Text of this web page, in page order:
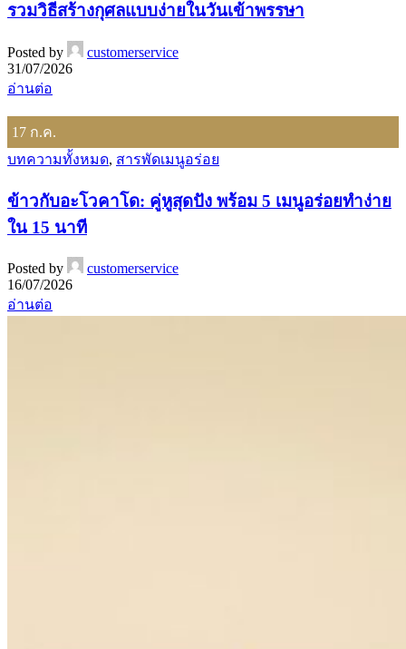
รวมวิธีสร้างกุศลแบบง่ายในวันเข้าพรรษา
Posted by
customerservice
31/07/2026
อ่านต่อ
17 ก.ค.
บทความทั้งหมด, สารพัดเมนูอร่อย
ข้าวกับอะโวคาโด: คู่หูสุดปัง พร้อม 5 เมนูอร่อยทำง่าย
ใน 15 นาที
Posted by
customerservice
16/07/2026
อ่านต่อ